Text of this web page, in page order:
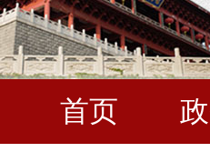
首页